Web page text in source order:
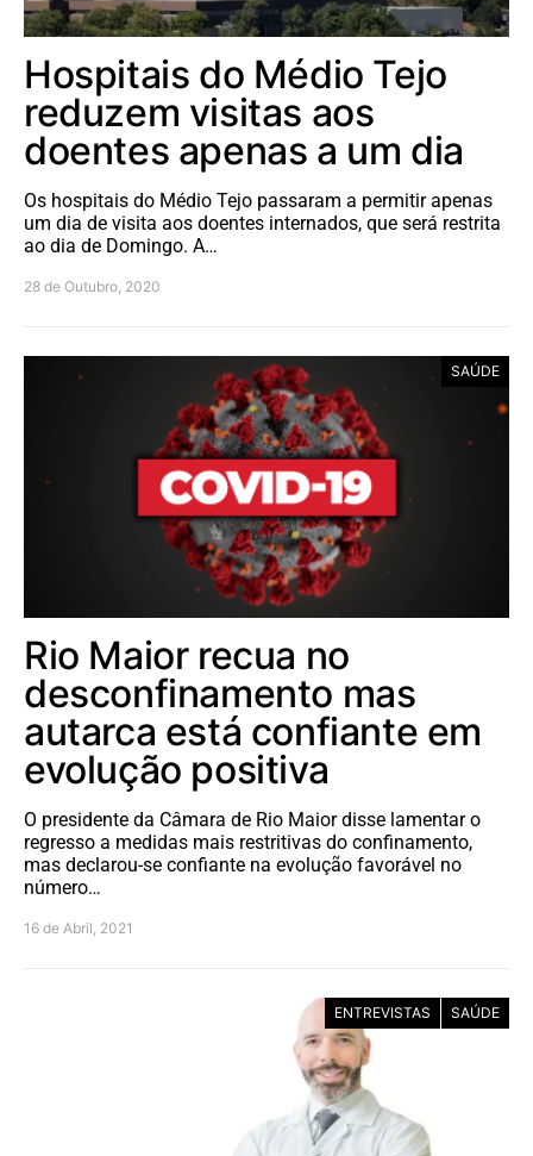
Hospitais do Médio Tejo
reduzem visitas aos
doentes apenas a um dia
Os hospitais do Médio Tejo passaram a permitir apenas
um dia de visita aos doentes internados, que será restrita
ao dia de Domingo. A…
28 de Outubro, 2020
SAÚDE
Rio Maior recua no
desconfinamento mas
autarca está confiante em
evolução positiva
O presidente da Câmara de Rio Maior disse lamentar o
regresso a medidas mais restritivas do confinamento,
mas declarou-se confiante na evolução favorável no
número…
16 de Abril, 2021
ENTREVISTAS SAÚDE